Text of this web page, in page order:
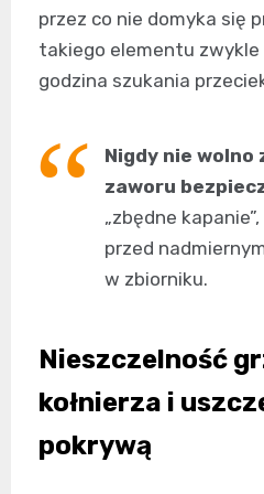
przez co nie domyka się
takiego elementu
godzina szukania
Nigdy nie wolno
zaworu
„zbędne
przed
w zbiorniku.
Nieszczelność
kołnierza i
pokrywą